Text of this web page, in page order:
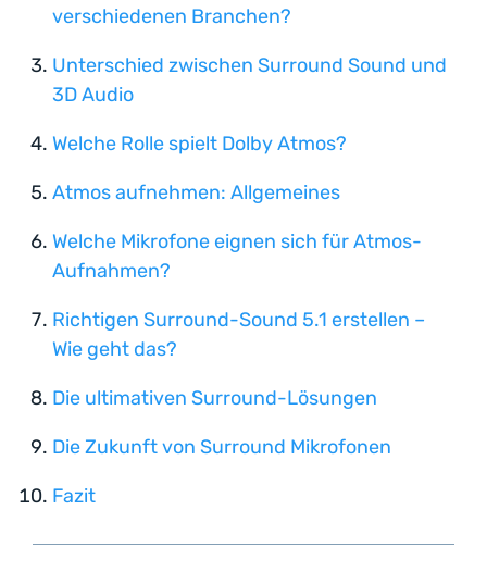
verschiedenen Branchen?
Unterschied zwischen Surround Sound und
3D Audio
Welche Rolle spielt Dolby Atmos?
Atmos aufnehmen: Allgemeines
Welche Mikrofone eignen sich für Atmos-
Aufnahmen?
Richtigen Surround-Sound 5.1 erstellen –
Wie geht das?
Die ultimativen Surround-Lösungen
Die Zukunft von Surround Mikrofonen
Fazit